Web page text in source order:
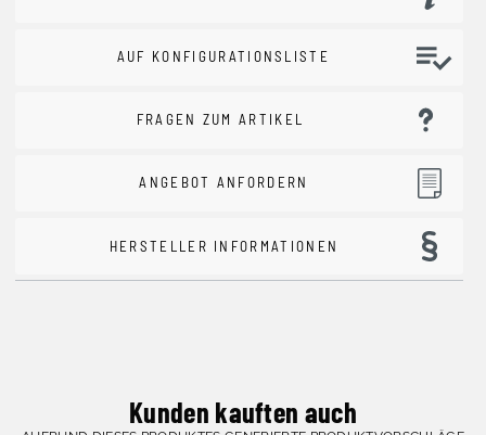
AUF KONFIGURATIONSLISTE
FRAGEN ZUM ARTIKEL
ANGEBOT ANFORDERN
HERSTELLER INFORMATIONEN
Kunden kauften auch